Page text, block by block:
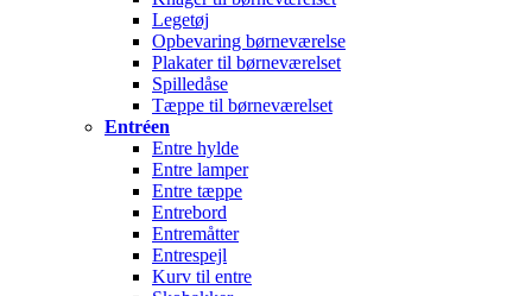
Legetøj
Opbevaring børneværelse
Plakater til børneværelset
Spilledåse
Tæppe til børneværelset
Entréen
Entre hylde
Entre lamper
Entre tæppe
Entrebord
Entremåtter
Entrespejl
Kurv til entre